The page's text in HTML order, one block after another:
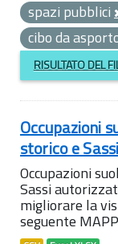
spazi pubblici
cibo da
RISULTATO DEL
Occupazioni
storico e Sassi
Occupazioni
Sassi
migliorare la
seguente